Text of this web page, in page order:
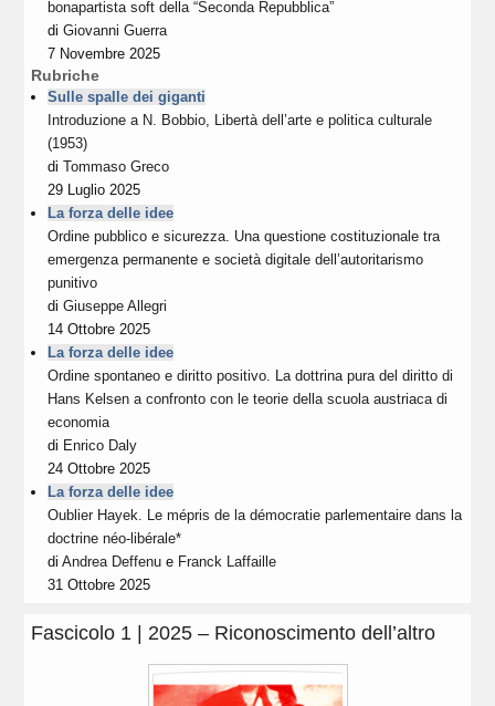
bonapartista soft della “Seconda Repubblica”
diGiovanni Guerra
7 Novembre 2025
Rubriche
Sulle spalle dei giganti
Introduzione a N. Bobbio, Libertà dell’arte e politica culturale
(1953)
diTommaso Greco
29 Luglio 2025
La forza delle idee
Ordine pubblico e sicurezza. Una questione costituzionale tra
emergenza permanente e società digitale dell’autoritarismo
punitivo
diGiuseppe Allegri
14 Ottobre 2025
La forza delle idee
Ordine spontaneo e diritto positivo. La dottrina pura del diritto di
Hans Kelsen a confronto con le teorie della scuola austriaca di
economia
di Enrico Daly
24 Ottobre 2025
La forza delle idee
Oublier Hayek. Le mépris de la démocratie parlementaire dans la
doctrine néo-libérale*
diAndrea Deffenu e Franck Laffaille
31 Ottobre 2025
Fascicolo 1 | 2025 – Riconoscimento dell’altro